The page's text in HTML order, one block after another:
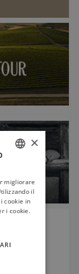
ENGLISH
×
migliorare
il
cookie in
i cookie.